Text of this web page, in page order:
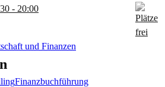
- 20:00
und Finanzen
Finanzbuchführung